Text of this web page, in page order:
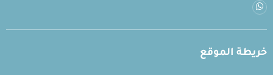
خريطة الموقع